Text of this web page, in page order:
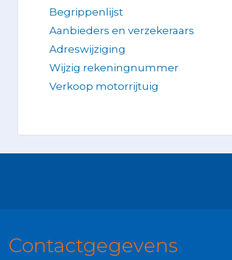
Begrippenlijst
Aanbieders en verzekeraars
Adreswijziging
Wijzig rekeningnummer
Verkoop motorrijtuig
Contactgegevens